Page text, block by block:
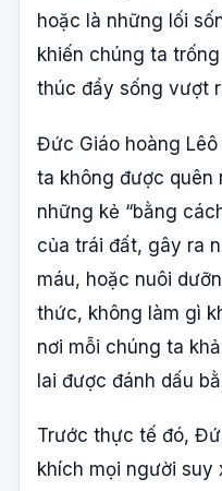
hoặc là những lối
khiến chúng ta
thúc đẩy sống vượt
Đức Giáo hoàng
ta không được quên
những kẻ “bằng
của trái đất, gây ra
máu, hoặc nuôi
thức, không làm gì
nơi mỗi chúng ta
lai được đánh dấu
Trước thực tế đó,
khích mọi người suy